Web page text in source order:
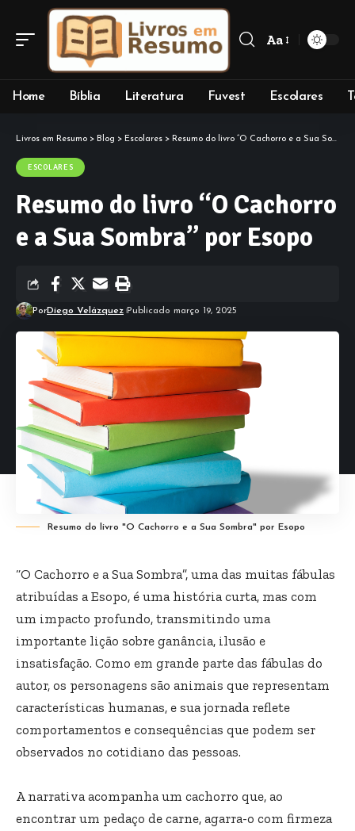
Font
Aa
Home Bíblia Literatura Fuvest Escolares
Livros em Resumo > Blog > Escolares > Resumo do livro “O Cachorro e a Sua Sombra” por Esopo
ESCOLARES
Resumo do livro “O Cachorro
e a Sua Sombra” por Esopo
PorDiego Velázquez Publicado março 19, 2025
Resumo do livro "O Cachorro e a Sua Sombra" por Esopo
“O Cachorro e a Sua Sombra”, uma das muitas fábulas
atribuídas a Esopo, é uma história curta, mas com
um impacto profundo, transmitindo uma
importante lição sobre ganância, ilusão e
insatisfação. Como em grande parte das fábulas do
autor, os personagens são animais que representam
características humanas, e sua jornada reflete
comportamentos e consequências que podem ser
observados no cotidiano das pessoas.
A narrativa acompanha um cachorro que, ao
encontrar um pedaço de carne, agarra-o com firmeza